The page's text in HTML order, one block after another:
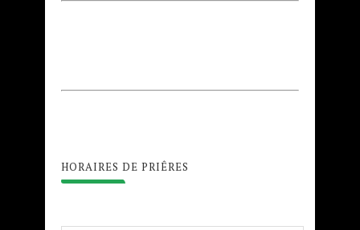
HORAIRES DE PRIÊRES